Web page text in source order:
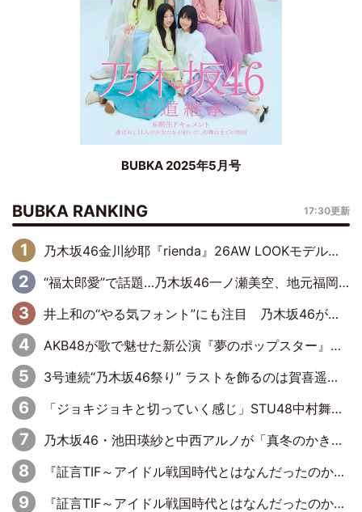
BUBKA 2025年5月号
BUBKA RANKING 17:30更新
乃木坂46金川紗耶『rienda』26AW LOOKモデルに就任
“福太郎愛”で話題…乃木坂46一ノ瀬美空、地元福岡『めんべい25周年トップサポーター』に就任
井上和の“やる気フォント”にも注目 乃木坂46が挑んだ書道パフォーマンスの舞台裏
AKB48が歌で魅せた新公演『夢のポップスター』 初日から全身全霊のステージ
3号連続“乃木坂46祭り” ラストを飾るのは賀喜遥香…5年ぶりの登場に「5年分大人になった私を見ていただけたら」
「ジョキジョキと切っていく感じ」STU48中村舞、新しい挑戦は自らの手で
乃木坂46・池田瑛紗と中西アルノが「真冬のかき氷」騒動で火花散らす！ 因縁の裏にあるのは、逆境をともに“凌”ぐ似た者同士の絆
『証言TIF～アイドル戦国時代とはなんだったのか～』第11回：私立恵比寿中学・真山りか×安本彩花「TIFで10年ぶりのキョンシーメイクをしたら、場を完全に引かせてしまって。時代が変わったんだなって」
『証言TIF～アイドル戦国時代とはなんだったのか～』第6回：でんぱ組.inc・古川未鈴×相沢梨紗「『ハロプロやりたかったな』って言ったら、夢眠ねむさんに『てめえはでんぱ組．incなんだよ！』って肩パンされて(笑)」